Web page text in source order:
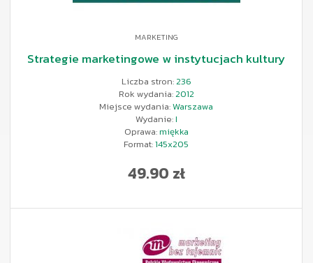
MARKETING
Strategie marketingowe w instytucjach kultury
Liczba stron:236
Rok wydania:2012
Miejsce wydania:Warszawa
Wydanie:I
Oprawa:miękka
Format:145x205
49.90 zł